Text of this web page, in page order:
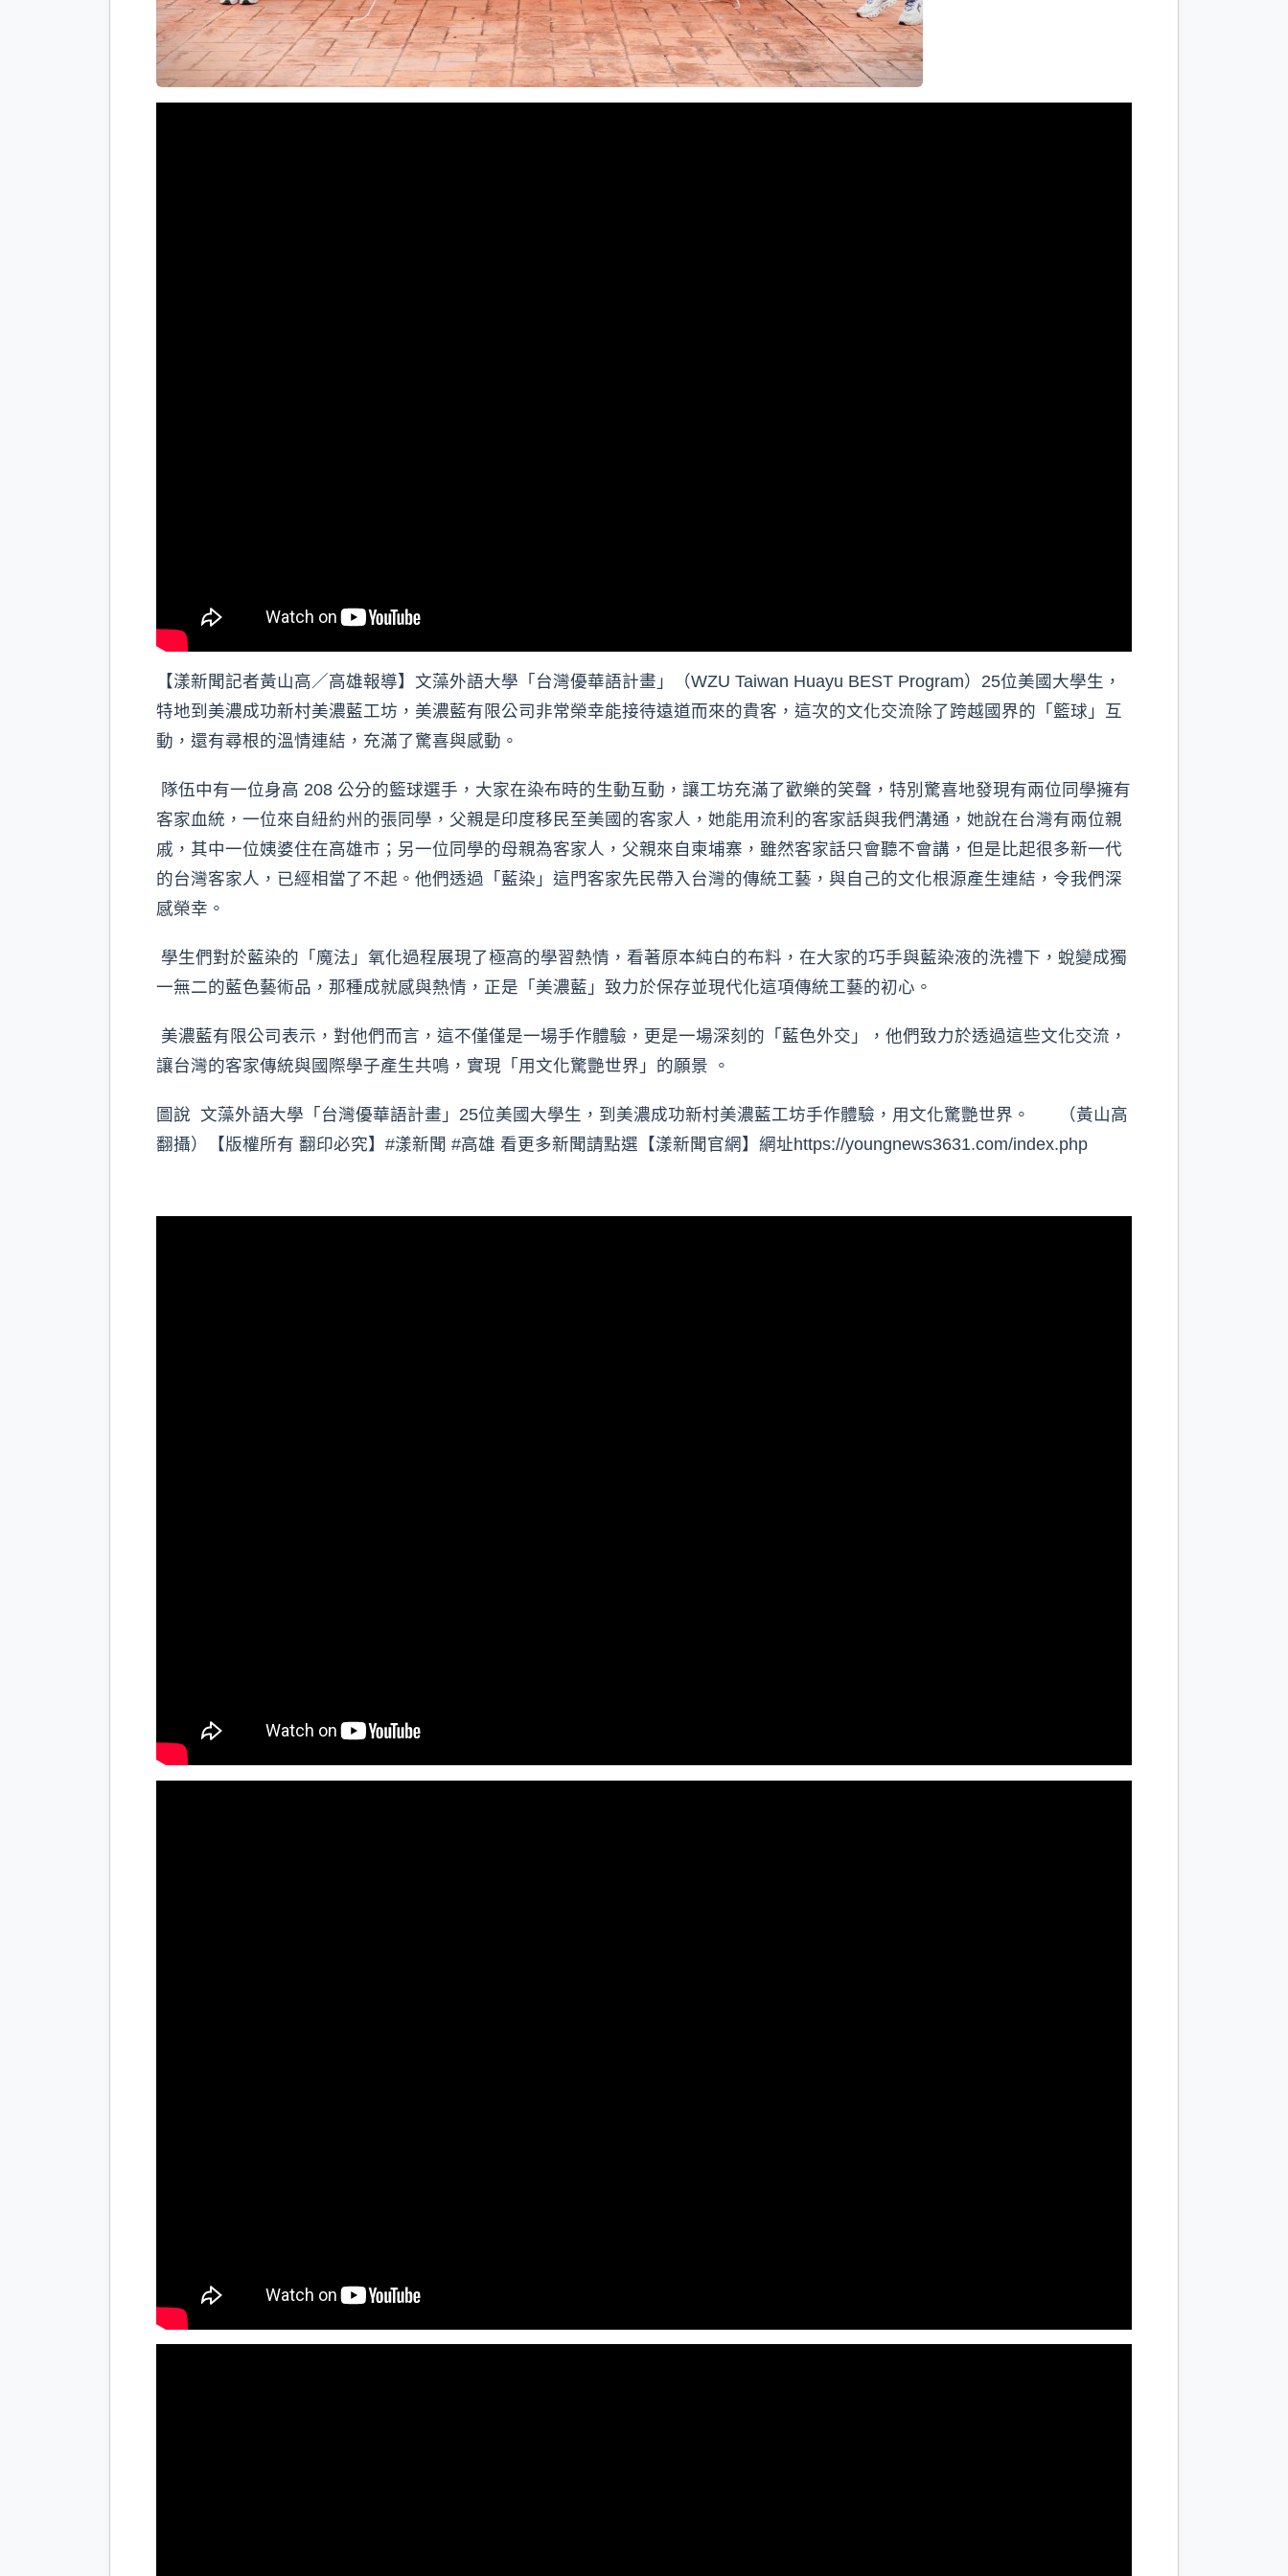
【漾新聞記者黃山高／高雄報導】文藻外語大學「台灣優華語計畫」（WZU Taiwan Huayu BEST Program）25位美國大學生，
特地到美濃成功新村美濃藍工坊，美濃藍有限公司非常榮幸能接待遠道而來的貴客，這次的文化交流除了跨越國界的「籃球」互
動，還有尋根的溫情連結，充滿了驚喜與感動。
隊伍中有一位身高 208 公分的籃球選手，大家在染布時的生動互動，讓工坊充滿了歡樂的笑聲，特別驚喜地發現有兩位同學擁有
客家血統，一位來自紐約州的張同學，父親是印度移民至美國的客家人，她能用流利的客家話與我們溝通，她說在台灣有兩位親
戚，其中一位姨婆住在高雄市；另一位同學的母親為客家人，父親來自柬埔寨，雖然客家話只會聽不會講，但是比起很多新一代
的台灣客家人，已經相當了不起。他們透過「藍染」這門客家先民帶入台灣的傳統工藝，與自己的文化根源產生連結，令我們深
感榮幸。
學生們對於藍染的「魔法」氧化過程展現了極高的學習熱情，看著原本純白的布料，在大家的巧手與藍染液的洗禮下，蛻變成獨
一無二的藍色藝術品，那種成就感與熱情，正是「美濃藍」致力於保存並現代化這項傳統工藝的初心。
美濃藍有限公司表示，對他們而言，這不僅僅是一場手作體驗，更是一場深刻的「藍色外交」，他們致力於透過這些文化交流，
讓台灣的客家傳統與國際學子產生共鳴，實現「用文化驚艷世界」的願景 。
圖說 文藻外語大學「台灣優華語計畫」25位美國大學生，到美濃成功新村美濃藍工坊手作體驗，用文化驚艷世界。 （黃山高
翻攝）【版權所有 翻印必究】#漾新聞 #高雄 看更多新聞請點選【漾新聞官網】網址https://youngnews3631.com/index.php